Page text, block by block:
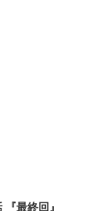
最終回』